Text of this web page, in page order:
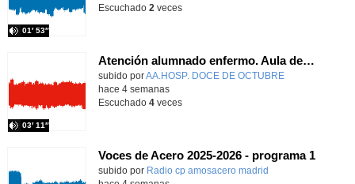
01′ 53″
Escuchado 2 veces
Atención alumnado enfermo. Aula dentro del hospital. Agustín Parrilla Carrobles
Contenido educativo.
subido porAA.HOSP. DOCE DE OCTUBRE
03′ 11″
-
hace 4 semanas
Escuchado 4veces
Voces de Acero 2025-2026 - programa 1
Contenido educativo.
subido por Radio cp amosacero madrid